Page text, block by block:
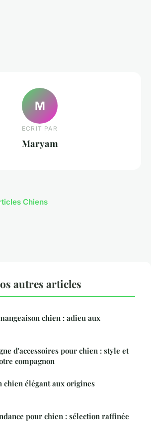
M
ECRIT PAR
Maryam
Chiens
autres articles
chien : adieu aux
d'accessoires pour chien : style et
compagnon
chien élégant aux origines
pour chien : sélection raffinée